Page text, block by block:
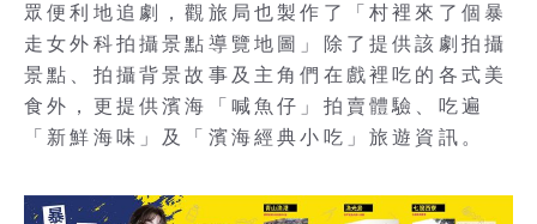
眾便利地追劇，觀旅局也製作了「村裡來了個暴
走女外科拍攝景點導覽地圖」除了提供該劇拍攝
景點、拍攝背景故事及主角們在戲裡吃的各式美
食外，更提供濱海「喊魚仔」拍賣體驗、吃遍
「新鮮海味」及「濱海經典小吃」旅遊資訊。